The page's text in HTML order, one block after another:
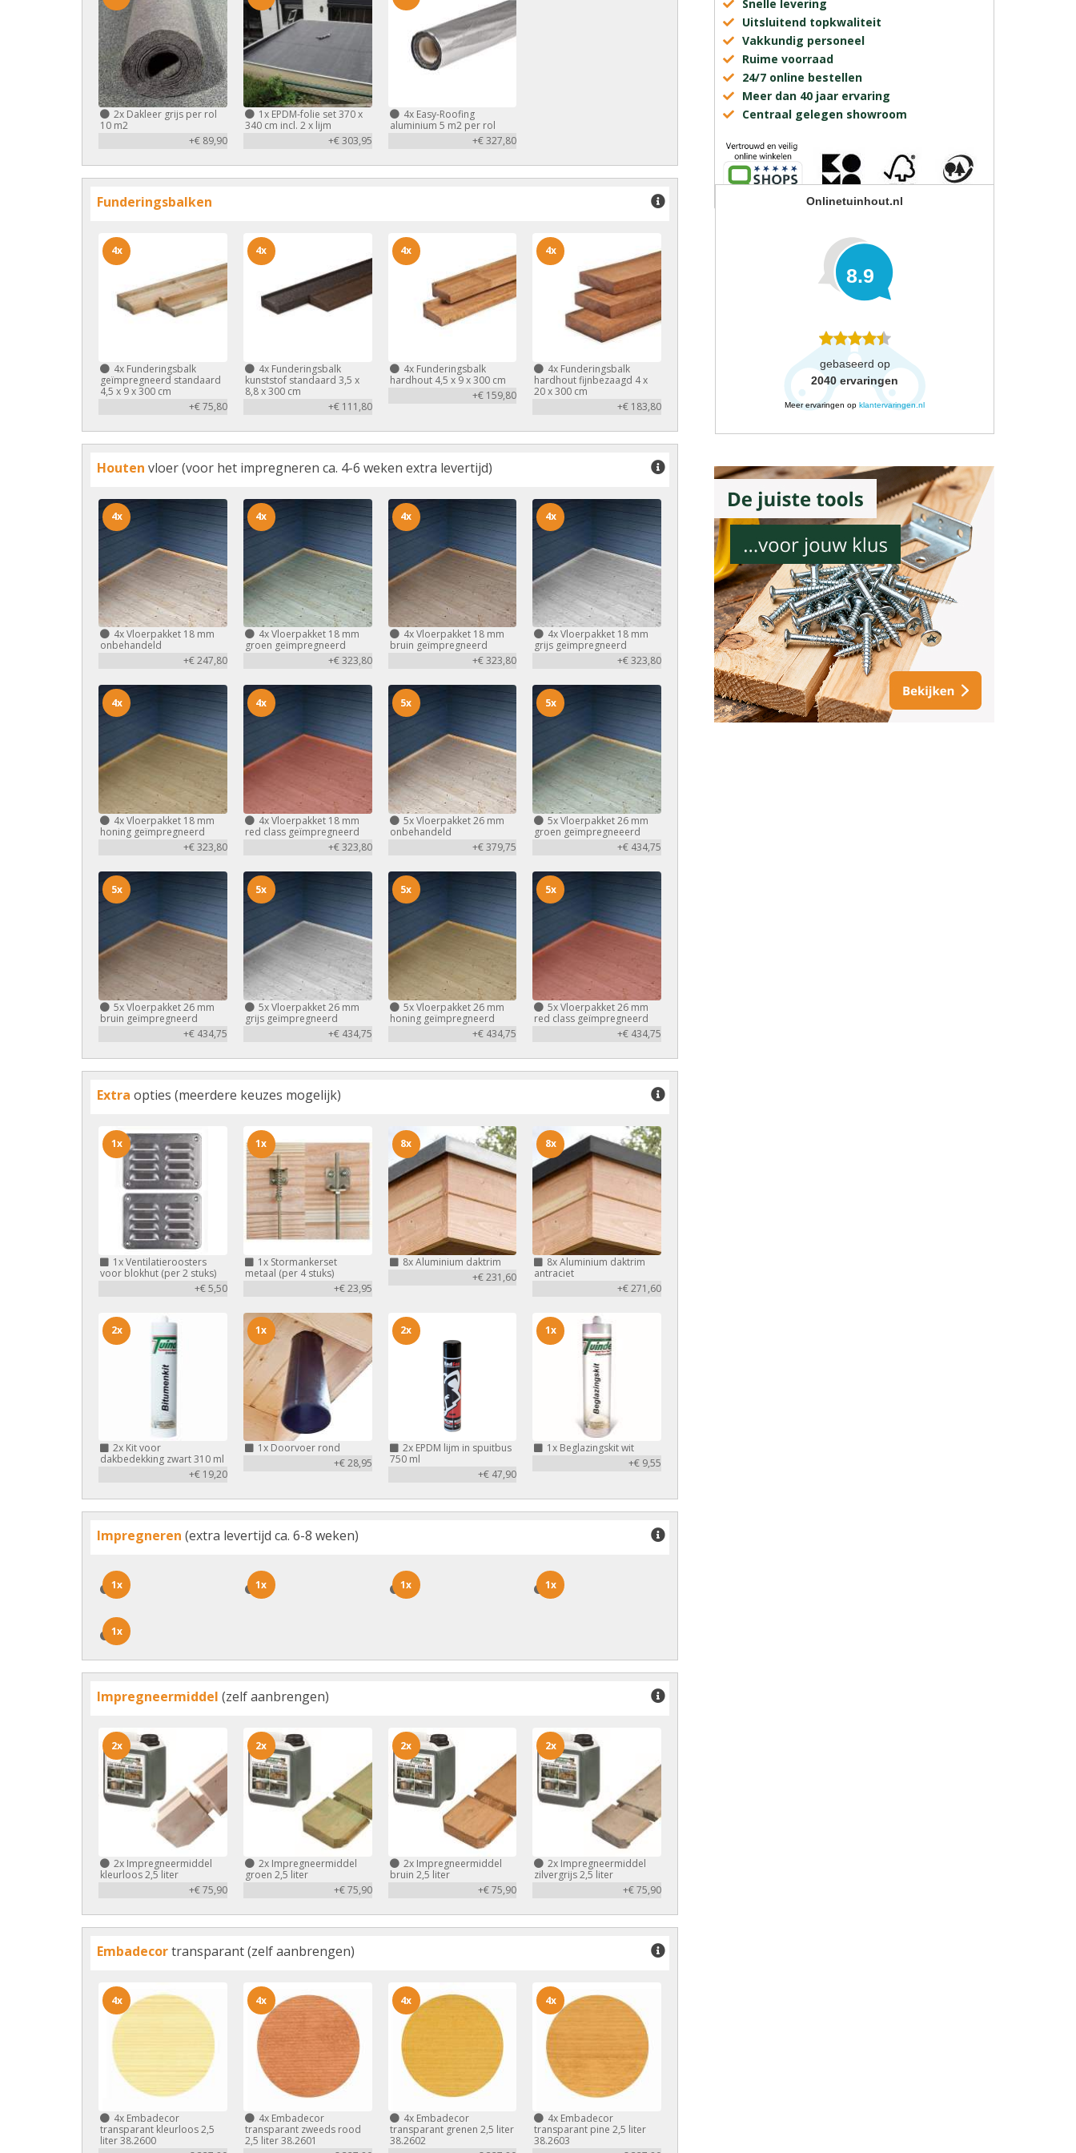
2x Dakleer grijs per rol
10 m2
+€ 89,90
1xEPDM-folie set 370 x
340 cm incl. 2 x lijm
+€ 303,95
4xEasy-Roofing
aluminium 5 m2 per rol
+€ 327,80
Funderingsbalken
4x Funderingsbalk
geïmpregneerd standaard
4,5 x 9 x 300 cm
+€ 75,80
4x
4xFunderingsbalk
kunststof standaard 3,5 x
8,8 x 300 cm
+€ 111,80
4x
4xFunderingsbalk
hardhout 4,5 x 9 x 300 cm
+€ 159,80
4x
4x Funderingsbalk
hardhout fijnbezaagd 4 x
20 x 300 cm
+€ 183,80
4x
Houten vloer (voor het impregneren ca. 4-6 weken extra levertijd)
4xVloerpakket 18 mm
onbehandeld
+€ 247,80
4x
4xVloerpakket 18 mm
groen geïmpregneerd
+€ 323,80
4x
4xVloerpakket 18 mm
bruin geïmpregneerd
+€ 323,80
4x
4xVloerpakket 18 mm
grijs geïmpregneerd
+€ 323,80
4x
4xVloerpakket 18 mm
honing geïmpregneerd
+€ 323,80
4x
4xVloerpakket 18 mm
red class geïmpregneerd
+€ 323,80
4x
5xVloerpakket 26 mm
onbehandeld
+€ 379,75
5x
5xVloerpakket 26 mm
groen geïmpregneeerd
+€ 434,75
5x
5xVloerpakket 26 mm
bruin geïmpregneerd
+€ 434,75
5x
5xVloerpakket 26 mm
grijs geïmpregneerd
+€ 434,75
5x
5xVloerpakket 26 mm
honing geïmpregneerd
+€ 434,75
5x
5xVloerpakket 26 mm
red class geïmpregneerd
+€ 434,75
5x
Extra opties (meerdere keuzes mogelijk)
1xVentilatieroosters
voor blokhut (per 2 stuks)
+€ 5,50
1x
1xStormankerset
metaal (per 4 stuks)
+€ 23,95
1x
8xAluminium daktrim
+€ 231,60
8x
8xAluminium daktrim
antraciet
+€ 271,60
8x
2x Kit voor
dakbedekking zwart 310 ml
+€ 19,20
2x
1xDoorvoer rond
+€ 28,95
1x
2xEPDM lijm in spuitbus
750 ml
+€ 47,90
2x
1x Beglazingskit wit
+€ 9,55
1x
Impregneren (extra levertijd ca. 6-8 weken)
1x
1x 1x
1x 1x
1x 1x
1x
1x
1x
Impregneermiddel (zelf aanbrengen)
2x Impregneermiddel
kleurloos 2,5 liter
+€ 75,90
2x
2xImpregneermiddel
groen 2,5 liter
+€ 75,90
2x
2xImpregneermiddel
bruin 2,5 liter
+€ 75,90
2x
2x Impregneermiddel
zilvergrijs 2,5 liter
+€ 75,90
2x
Embadecortransparant (zelf aanbrengen)
4x Embadecor
transparant kleurloos 2,5
liter 38.2600
4x
4xEmbadecor
transparant zweeds rood
2,5 liter 38.2601
4x
4xEmbadecor
transparant grenen 2,5 liter
38.2602
4x
4x Embadecor
transparant pine 2,5 liter
38.2603
4x
Snelle levering
Uitsluitend topkwaliteit
Vakkundig personeel
Ruime voorraad
24/7 online bestellen
Meer dan 40 jaar ervaring
Centraal gelegen showroom
Onlinetuinhout.nl
8.9
gebaseerd op
2040 ervaringen
Meer ervaringen op klantervaringen.nl